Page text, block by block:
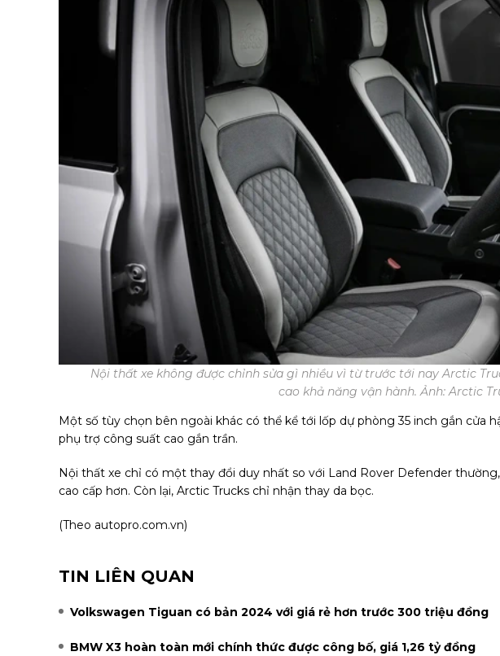
Nội thất xe không được chỉnh sửa gì nhiều vì từ trước tới nay Arctic
cao khả năng vận hành. Ảnh: Arctic
Một số tùy chọn bên ngoài khác có thể kể tới lốp dự phòng 35 inch gắn cửa
phụ trợ công suất cao gắn trần.
Nội thất xe chỉ có một thay đổi duy nhất so với Land Rover Defender
cao cấp hơn. Còn lại, Arctic Trucks chỉ nhận thay da bọc.
(Theo autopro.com.vn)
TIN LIÊN QUAN
Volkswagen Tiguan có bản 2024 với giá rẻ hơn trước 300 triệu đồng
BMW X3 hoàn toàn mới chính thức được công bố, giá 1,26 tỷ đồng